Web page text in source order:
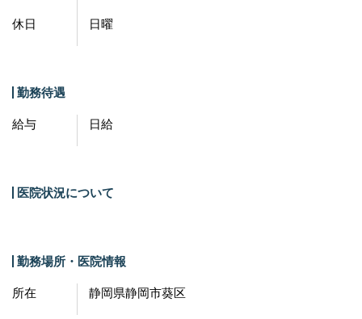
休日 日曜
勤務待遇
給与 日給
医院状況について
勤務場所・医院情報
所在 静岡県静岡市葵区